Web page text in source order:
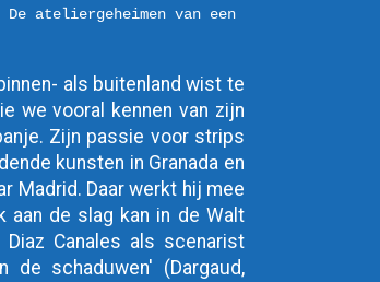
ateliergeheimen van een
als buitenland wist te
we vooral kennen van zijn
Zijn passie voor strips
kunsten in Granada en
Madrid. Daar werkt hij mee
aan de slag kan in de Walt
Canales als scenarist
schaduwen' (Dargaud,